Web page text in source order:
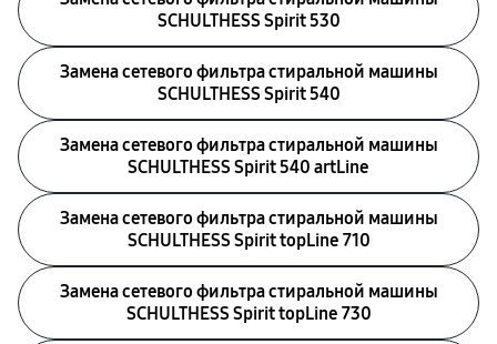
SCHULTHESS Spirit 530
Замена сетевого фильтра стиральной машины
SCHULTHESS Spirit 540
Замена сетевого фильтра стиральной машины
SCHULTHESS Spirit 540 artLine
Замена сетевого фильтра стиральной машины
SCHULTHESS Spirit topLine 710
Замена сетевого фильтра стиральной машины
SCHULTHESS Spirit topLine 730